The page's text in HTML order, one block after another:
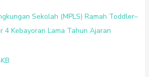
Sekolah (MPLS) Ramah Toddler–
4 Kebayoran Lama Tahun Ajaran